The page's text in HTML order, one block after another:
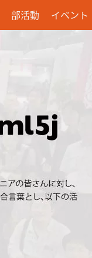
部活動 イベント